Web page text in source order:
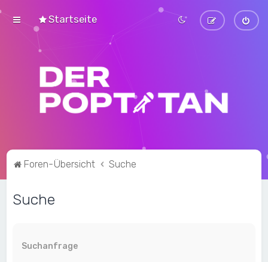
Startseite
Foren-Übersicht Suche
Suche
Suchanfrage